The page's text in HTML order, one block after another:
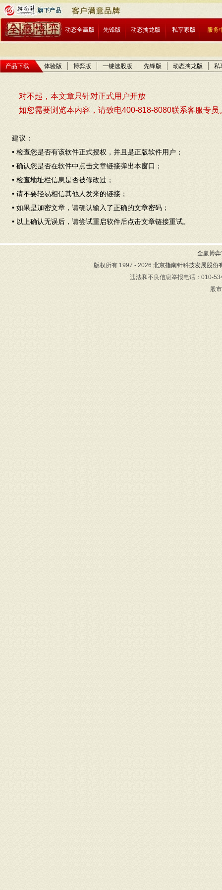
动态全赢版 先锋版 动态擒龙版 私享家版 服务
产品下载 体验版 博弈版 一键选股版 先锋版 动态擒龙版 私
对不起，本文章只针对正式用户开放
如您需要浏览本内容，请致电400-818-8080联系客服专员
建议：
• 检查您是否有该软件正式授权，并且是正版软件用户；
• 确认您是否在软件中点击文章链接弹出本窗口；
• 检查地址栏信息是否被修改过；
• 请不要轻易相信其他人发来的链接；
• 如果是加密文章，请确认输入了正确的文章密码；
• 以上确认无误后，请尝试重启软件后点击文章链接重试。
全赢博
版权所有 1997 - 2026 北京指南针科技发展股份
违法和不良信息举报电话：010-
股